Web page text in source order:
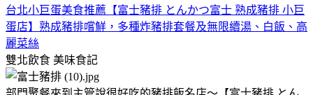
台北小巨蛋美食推薦【富士豬排 とんかつ富士 熟成豬排 小巨
蛋店】熟成豬排嚐鮮，多種炸豬排套餐及無限續湯、白飯、高
麗菜絲
雙北飲食 美味食記